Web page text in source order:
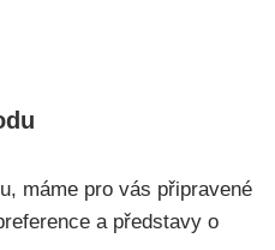
máme pro vás připravené
a představy o